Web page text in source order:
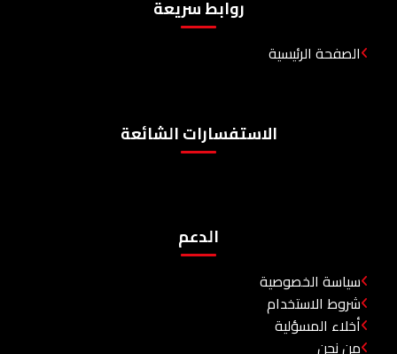
روابط سريعة
الصفحة الرئيسية
الاستفسارات الشائعة
الدعم
سياسة الخصوصية
شروط الاستخدام
أخلاء المسؤلية
من نحن